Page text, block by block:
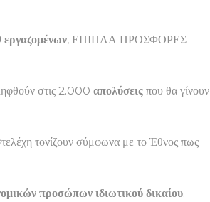
, ΕΠΙΠΛΑ ΠΡΟΣΦΟΡΕΣ
στις 2.000 απολύσεις που θα γίνουν
τονίζουν σύμφωνα με το Έθνος πως
προσώπων ιδιωτικού δικαίου.